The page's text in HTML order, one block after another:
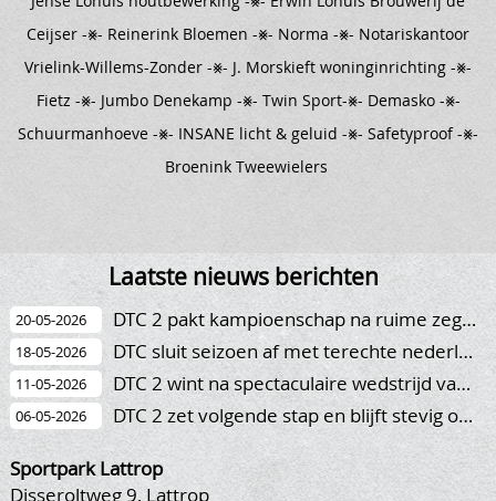
Ceijser -⨳- Reinerink Bloemen -⨳- Norma -⨳- Notariskantoor
Vrielink-Willems-Zonder -⨳- J. Morskieft woninginrichting -⨳-
Fietz -⨳- Jumbo Denekamp -⨳- Twin Sport-⨳- Demasko -⨳-
Schuurmanhoeve -⨳- INSANE licht & geluid -⨳- Safetyproof -⨳-
Broenink Tweewielers
Laatste nieuws berichten
20-05-2026 DTC 2 pakt kampioenschap na ruime zege op concurrent Stevo
18-05-2026 DTC sluit seizoen af met terechte nederlaag tegen TVV
11-05-2026 DTC 2 wint na spectaculaire wedstrijd van Fleringen 2
06-05-2026 DTC 2 zet volgende stap en blijft stevig op eerste plaats staan
Sportpark Lattrop
Disseroltweg 9, Lattrop